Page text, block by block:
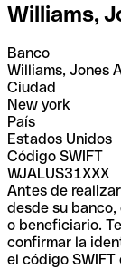
Williams,
Banco
Williams, Jones
Ciudad
New york
País
Estados Unidos
Código SWIFT
WJALUS31XXX
Antes de
desde su
o beneficiario.
confirmar la
el código